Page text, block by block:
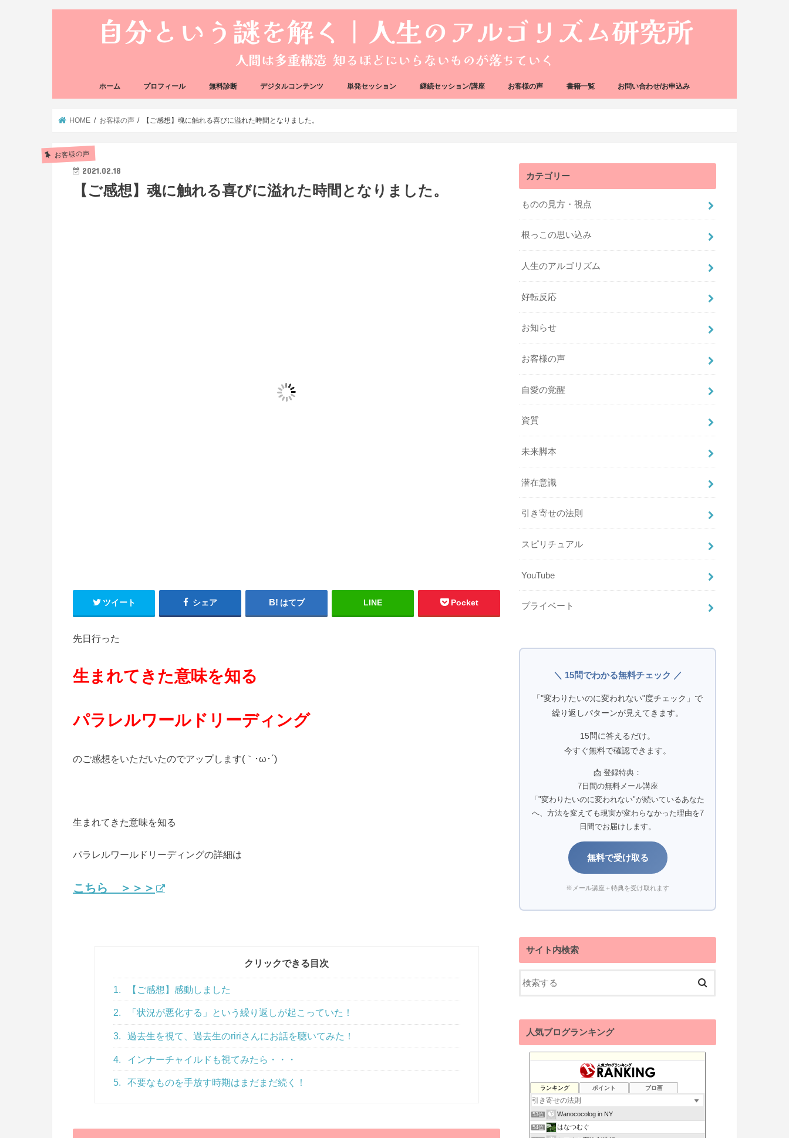
ホーム プロフィール 無料診断 デジタルコンテンツ 単発セッション 継続セッション/講座 お客様の声 書籍一覧 お問い合わせ/お申込み
HOME お客様の声 【ご感想】魂に触れる喜びに溢れた時間となりました。
お客様の声
2021.02.18
【ご感想】魂に触れる喜びに溢れた時間となりました。
ツイート シェア はてブ LINE Pocket
先日行った
生まれてきた意味を知る
パラレルワールドリーディング
のご感想をいただいたのでアップします(｀･ω･´)ゞ
生まれてきた意味を知る
パラレルワールドリーディングの詳細は
こちら ＞＞＞
クリックできる目次
1. 【ご感想】感動しました
2. 「状況が悪化する」という繰り返しが起こっていた！
3. 過去生を視て、過去生のririさんにお話を聴いてみた！
4. インナーチャイルドも視てみたら・・・
5. 不要なものを手放す時期はまだまだ続く！
カテゴリー
ものの見方・視点
根っこの思い込み
人生のアルゴリズム
好転反応
お知らせ
お客様の声
自愛の覚醒
資質
未来脚本
潜在意識
引き寄せの法則
スピリチュアル
YouTube
プライベート
＼ 15問でわかる無料チェック ／
「"変わりたいのに変われない"度チェック」で
繰り返しパターンが見えてきます。
15問に答えるだけ。
今すぐ無料で確認できます。
📩 登録特典：
7日間の無料メール講座
「"変わりたいのに変われない"が続いているあなた
へ、方法を変えても現実が変わらなかった理由を7
日間でお届けします。
無料で受け取る
※メール講座＋特典を受け取れます
サイト内検索
人気ブログランキング
ランキング ポイント ブロ画
51位 Joy
52位 うりずんのうた〜Road to Okinawa
53位 Wanococolog in NY
54位 はなつむぐ